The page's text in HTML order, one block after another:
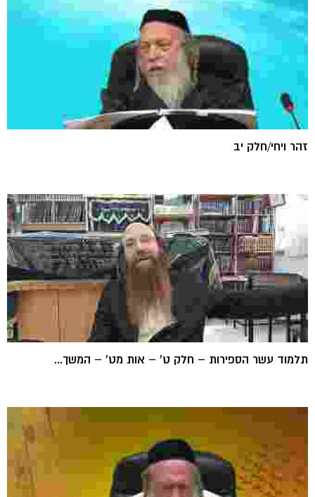
זהר ויחי/חלק יב
תלמוד עשר הספירות – חלק ט' – אות מט' – המשך...